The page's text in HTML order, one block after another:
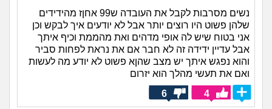
נשים מסרבות לקבל את העובדה ש99 אחןז מהידידים
שלהן פשוט היו רוצים יותר אבל לא יודעים איך לבקש וכן
אני בטוח שיש לה אופי מדהים ואת מהממת וכיף איתך
אבל עדיין ידידה זה לא חבר אם את נראת לפחות סביר
והוא נפגש איתך יש מצב שהןא פשוט לא יודע מה לעשות
ואם את תעשי מהלך הוא יזרום
4
6